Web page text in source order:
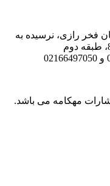
فخر رازی، نرسیده به
مهکامه می باشد.